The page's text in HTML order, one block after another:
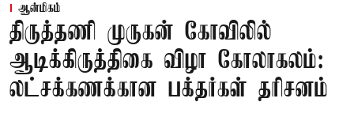
ஆன்மிகம்
திருத்தணி முருகன் கோவிலில்
ஆடிக்கிருத்திகை விழா கோலாகலம்:
லட்சக்கணக்கான பக்தர்கள் தரிசனம்